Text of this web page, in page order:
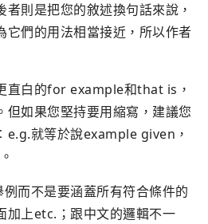
則是把您的敘述換句話來說，
它們的用法相當接近，所以作者
直白的for example和that is，
但如果您堅持要用縮寫，建議您
就等於說example given，
而不是要涵蓋所有符合條件的
加上etc.；跟中文的邏輯不一